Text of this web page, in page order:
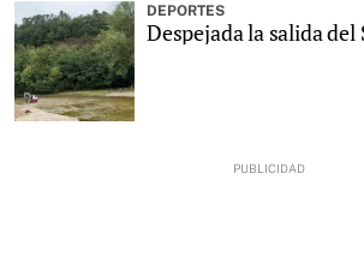
DEPORTES
Despejada la salida del